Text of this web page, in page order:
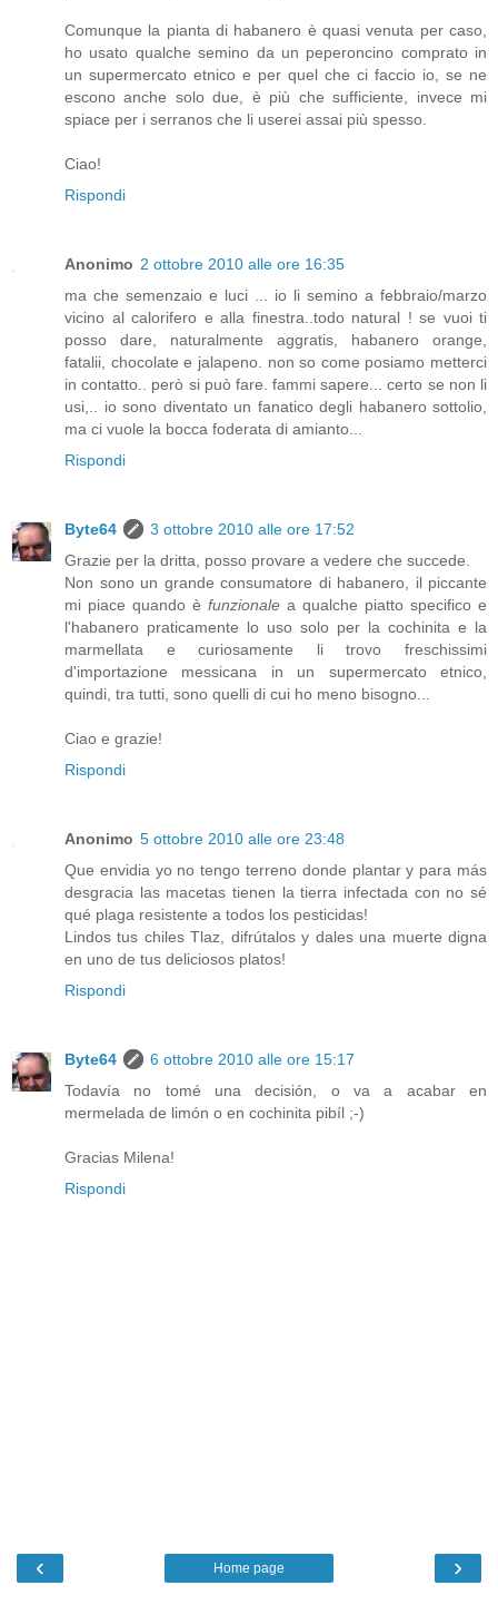
Comunque la pianta di habanero è quasi venuta per caso,
ho usato qualche semino da un peperoncino comprato in
un supermercato etnico e per quel che ci faccio io, se ne
escono anche solo due, è più che sufficiente, invece mi
spiace per i serranos che li userei assai più spesso.
Ciao!
Rispondi
Anonimo 2 ottobre 2010 alle ore 16:35
ma che semenzaio e luci ... io li semino a febbraio/marzo
vicino al calorifero e alla finestra..todo natural ! se vuoi ti
posso dare, naturalmente aggratis, habanero orange,
fatalii, chocolate e jalapeno. non so come posiamo metterci
in contatto.. però si può fare. fammi sapere... certo se non li
usi,.. io sono diventato un fanatico degli habanero sottolio,
ma ci vuole la bocca foderata di amianto...
Rispondi
Byte64
3 ottobre 2010 alle ore 17:52
Grazie per la dritta, posso provare a vedere che succede.
Non sono un grande consumatore di habanero, il piccante
mi piace quando è funzionale a qualche piatto specifico e
l'habanero praticamente lo uso solo per la cochinita e la
marmellata e curiosamente li trovo freschissimi
d'importazione messicana in un supermercato etnico,
quindi, tra tutti, sono quelli di cui ho meno bisogno...
Ciao e grazie!
Rispondi
Anonimo 5 ottobre 2010 alle ore 23:48
Que envidia yo no tengo terreno donde plantar y para más
desgracia las macetas tienen la tierra infectada con no sé
qué plaga resistente a todos los pesticidas!
Lindos tus chiles Tlaz, difrútalos y dales una muerte digna
en uno de tus deliciosos platos!
Rispondi
Byte64
6 ottobre 2010 alle ore 15:17
Todavía no tomé una decisión, o va a acabar en
mermelada de limón o en cochinita pibíl ;-)
Gracias Milena!
Rispondi
‹ ›
Home page